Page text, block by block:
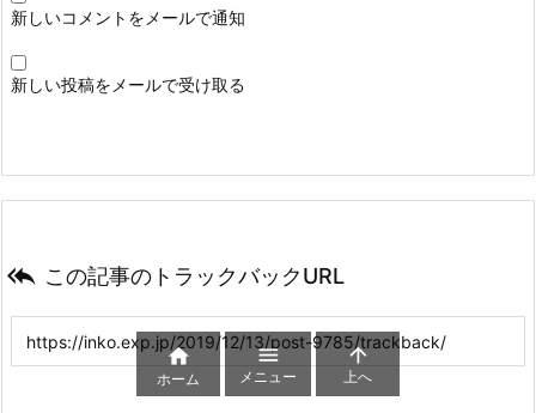
新しいコメントをメールで通知
新しい投稿をメールで受け取る
 この記事のトラックバックURL

ホーム

メニュー

上へ